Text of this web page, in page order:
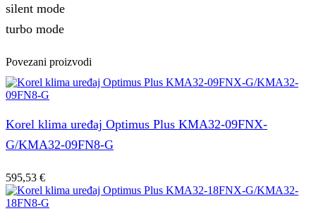
silent mode
turbo mode
Povezani proizvodi
Korel klima uređaj Optimus Plus KMA32-09FNX-
G/KMA32-09FN8-G
595,53 €